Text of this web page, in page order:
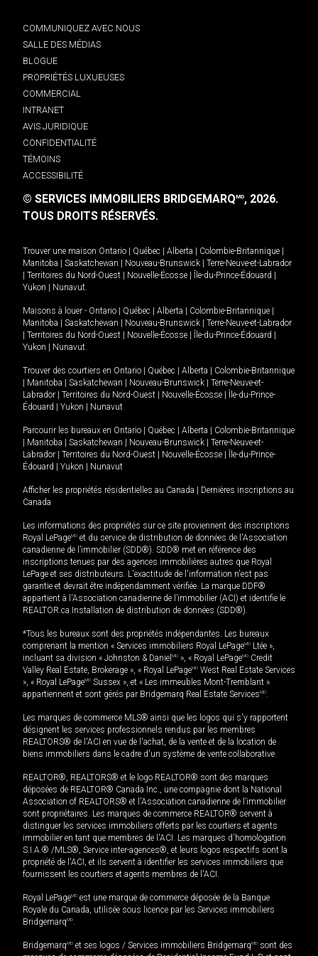
COMMUNIQUEZ AVEC NOUS
SALLE DES MÉDIAS
BLOGUE
PROPRIÉTÉS LUXUEUSES
COMMERCIAL
INTRANET
AVIS JURIDIQUE
CONFIDENTIALITÉ
TÉMOINS
ACCESSIBILITÉ
© SERVICES IMMOBILIERS BRIDGEMARQMD, 2026.
TOUS DROITS RÉSERVÉS.
Trouver une maison Ontario Québec Alberta Colombie-Britannique
Manitoba
Saskatchewan Nouveau-Brunswick
Terre-Neuve-et-Labrador
Territoires du Nord-Ouest Nouvelle-Écosse Île-du-Prince-Édouard
Yukon
Nunavut.
Maisons à louer - Ontario Québec Alberta Colombie-Britannique
Manitoba
Saskatchewan Nouveau-Brunswick
Terre-Neuve-et-Labrador
Territoires du Nord-Ouest Nouvelle-Écosse Île-du-Prince-Édouard
Yukon
Nunavut.
Trouver des courtiers en Ontario Québec Alberta
Colombie-Britannique
Manitoba Saskatchewan Nouveau-Brunswick
Terre-Neuve-et-
Labrador
Territoires du Nord-Ouest Nouvelle-Écosse
Île-du-Prince-
Édouard
Yukon Nunavut
Parcourir les bureaux en Ontario Québec Alberta
Colombie-Britannique
Manitoba Saskatchewan Nouveau-Brunswick
Terre-Neuve-et-
Labrador
Territoires du Nord-Ouest Nouvelle-Écosse
Île-du-Prince-
Édouard
Yukon Nunavut
Afficher les propriétés résidentielles au Canada
Dernières inscriptions au
Canada
Les informations des propriétés sur ce site proviennent des inscriptions
Royal LePageMD et du service de distribution de données de l'Association
canadienne de l’immobilier (SDD®). SDD® met en référence des
inscriptions tenues par des agences immobilières autres que Royal
LePage et ses distributeurs. L'exactitude de l'information n'est pas
garantie et devrait être indépendamment vérifiée. La marque DDF®
appartient à l'Association canadienne de l’immobilier (ACI) et identifie le
REALTOR.ca Installation de distribution de données (SDD®).
*Tous les bureaux sont des propriétés indépendantes. Les bureaux
comprenant la mention « Services immobiliers Royal LePageMD Ltée »,
incluant sa division « Johnston & Daniel MD », « Royal LePageMD Credit
Valley Real Estate, Brokerage », « Royal LePageMD West Real Estate Services
», « Royal LePageMD Sussex », et « Les immeubles Mont-Tremblant »
appartiennent et sont gérés par Bridgemarq Real Estate ServicesMD.
Les marques de commerce MLS® ainsi que les logos qui s'y rapportent
désignent les services professionnels rendus par les membres
REALTORS® de l'ACI en vue de l'achat, de la vente et de la location de
biens immobiliers dans le cadre d'un système de vente collaborative.
REALTOR®, REALTORS® et le logo REALTOR® sont des marques
déposées de REALTOR® Canada Inc., une compagnie dont la National
Association of REALTORS® et l'Association canadienne de l’immobilier
sont propriétaires. Les marques de commerce REALTOR® servent à
distinguer les services immobiliers offerts par les courtiers et agents
immobilier en tant que membres de l'ACI. Les marques d'homologation
S.I.A.® /MLS®, Service inter-agences®, et leurs logos respectifs sont la
propriété de l'ACI, et ils servent à identifier les services immobiliers que
fournissent les courtiers et agents membres de l'ACI.
Royal LePageMD est une marque de commerce déposée de la Banque
Royale du Canada, utilisée sous licence par les Services immobiliers
BridgemarqMD.
BridgemarqMD et ses logos / Services immobiliers BridgemarqMD sont des